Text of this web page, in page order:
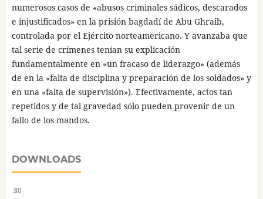
numerosos casos de «abusos criminales sádicos, descarados
e injustificados» en la prisión bagdadí de Abu Ghraib,
controlada por el Ejército norteamericano. Y avanzaba que
tal serie de crímenes tenían su explicación
fundamentalmente en «un fracaso de liderazgo» (además
de en la «falta de disciplina y preparación de los soldados» y
en una «falta de supervisión»). Efectivamente, actos tan
repetidos y de tal gravedad sólo pueden provenir de un
fallo de los mandos.
DOWNLOADS